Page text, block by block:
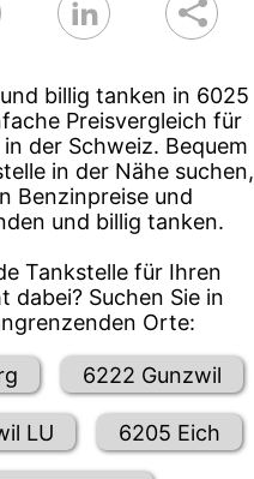
billig tanken in 6025
Preisvergleich für
der Schweiz. Bequem
in der Nähe suchen,
Benzinpreise und
und billig tanken.
Tankstelle für Ihren
dabei? Suchen Sie in
Orte:
6222 Gunzwil
LU 6205 Eich